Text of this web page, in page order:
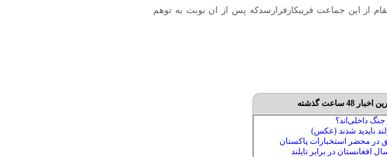
از این جماعت فریبکارفرارسدکه پس از ان نوبت به توهم
48 ساعت گذشته